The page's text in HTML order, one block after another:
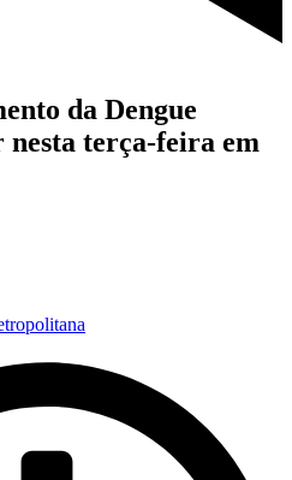
da Dengue
nesta terça-feira em